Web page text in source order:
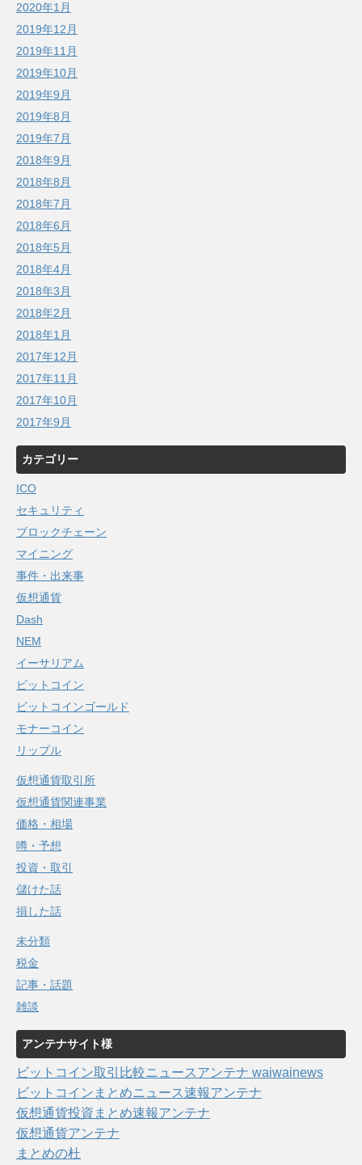
2020年1月
2019年12月
2019年11月
2019年10月
2019年9月
2019年8月
2019年7月
2018年9月
2018年8月
2018年7月
2018年6月
2018年5月
2018年4月
2018年3月
2018年2月
2018年1月
2017年12月
2017年11月
2017年10月
2017年9月
カテゴリー
ICO
セキュリティ
ブロックチェーン
マイニング
事件・出来事
仮想通貨
Dash
NEM
イーサリアム
ビットコイン
ビットコインゴールド
モナーコイン
リップル
仮想通貨取引所
仮想通貨関連事業
価格・相場
噂・予想
投資・取引
儲けた話
損した話
未分類
税金
記事・話題
雑談
アンテナサイト様
ビットコイン取引比較ニュースアンテナ waiwainews
ビットコインまとめニュース速報アンテナ
仮想通貨投資まとめ速報アンテナ
仮想通貨アンテナ
まとめの杜